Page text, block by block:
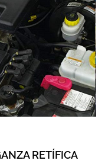
RETÍFICA